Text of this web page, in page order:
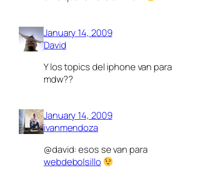
January 14, 2009
David
Y los topics del iphone van para
mdw??
January 14, 2009
ivanmendoza
@david: esos se van para
webdebolsillo